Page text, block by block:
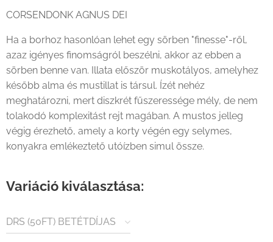
CORSENDONK AGNUS DEI
Ha a borhoz hasonlóan lehet egy sörben "finesse"-ről,
azaz igényes finomságról beszélni, akkor az ebben a
sörben benne van. Illata először muskotályos, amelyhez
később alma és mustillat is társul. Ízét nehéz
meghatározni, mert diszkrét fűszeressége mély, de nem
tolakodó komplexitást rejt magában. A mustos jelleg
végig érezhető, amely a korty végén egy selymes,
konyakra emlékeztető utóízben simul össze.
Variáció kiválasztása:
DRS (50FT) BETÉTDÍJAS